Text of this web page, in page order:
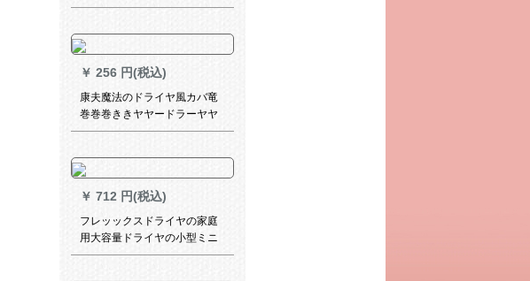
を傷めず速乾毛維嘉ioスメン
￥ 256 円(税込)
康夫魔法のドライヤ風カバ竜
巻巻巻ききヤヤードラーヤヤ
ー散風カバーKF-021イメラー
￥ 712 円(税込)
フレッックスドライヤの家庭
用大容量ドライヤの小型ミニ
折りたみ式ドライヤの学生寮